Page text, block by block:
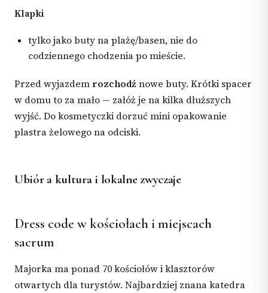
Klapki
tylko jako buty na plażę/basen, nie do
codziennego chodzenia po mieście.
Przed wyjazdem rozchodźnowe buty. Krótki spacer
w domu to za mało — załóż je na kilka dłuższych
wyjść. Do kosmetyczki dorzuć mini opakowanie
plastra żelowego na odciski.
Ubiór a kultura i lokalne zwyczaje
Dress code w kościołach i miejscach
sacrum
Majorka ma ponad 70 kościołów i klasztorów
otwartych dla turystów. Najbardziej znana katedra